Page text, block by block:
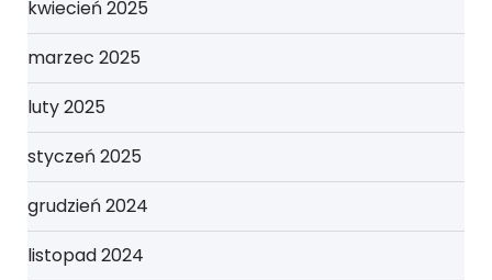
kwiecień 2025
marzec 2025
luty 2025
styczeń 2025
grudzień 2024
listopad 2024